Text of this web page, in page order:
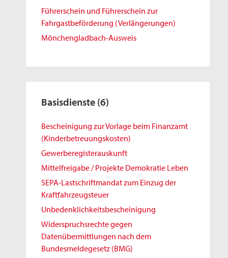
Führerschein und Führerschein zur
Fahrgastbeförderung (Verlängerungen)
Mönchengladbach-Ausweis
Basisdienste (6)
Bescheinigung zur Vorlage beim Finanzamt
(Kinderbetreuungskosten)
Gewerberegisterauskunft
Mittelfreigabe / Projekte Demokratie Leben
SEPA-Lastschriftmandat zum Einzug der
Kraftfahrzeugsteuer
Unbedenklichkeitsbescheinigung
Widerspruchsrechte gegen
Datenübermittlungen nach dem
Bundesmeldegesetz (BMG)